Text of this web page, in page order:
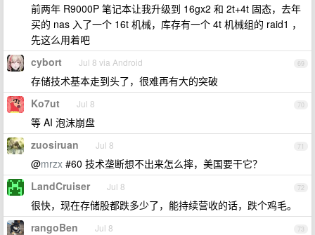
前两年 R9000P 笔记本让我升级到 16gx2 和 2t+4t 固态，去年
买的 nas 入了一个 16t 机械，库存有一个 4t 机械组的 raid1 ，
先这么用着吧
69
cybort Jul 8 via Android
存储技术基本走到头了，很难再有大的突破
70
Ko7ut Jul 8
等 AI 泡沫崩盘
71
zuosiruan Jul 8
@mrzx #60 技术垄断想不出来怎么摔，美国要干它？
72
LandCruiser Jul 8
很快，现在存储股都跌多少了，能持续营收的话，跌个鸡毛。
73
rangoBen Jul 8